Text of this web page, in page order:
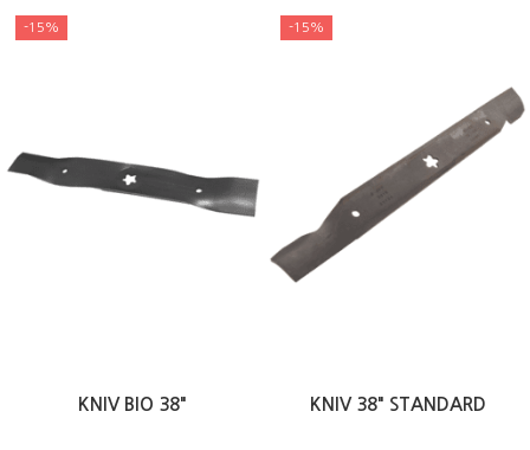
-15%
KNIV BIO 38"
-15%
KNIV 38" STANDARD